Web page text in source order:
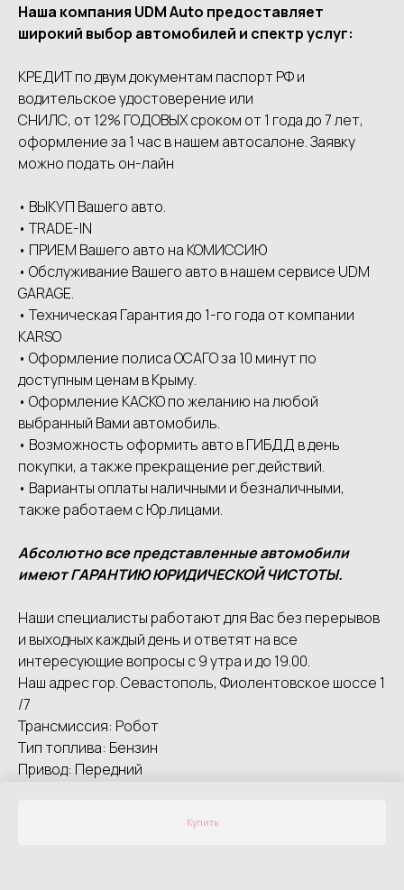
Купить
Наша компания UDМ Аutо предоставляет
широкий выбор автомобилей и спектр услуг:
КРЕДИТ по двум документам паспорт РФ и
водительское удостоверение или
СНИЛС, от 12% ГОДОВЫХ сроком от 1 года до 7 лет,
оформление за 1 час в нашем автосалоне. Заявку
можно подать он-лайн
• ВЫКУП Вашего авто.
• ТRАDЕ-IN
• ПРИЕМ Вашего авто на КОМИССИЮ
• Обслуживание Вашего авто в нашем сервисе UDМ
GАRАGЕ.
• Техническая Гарантия до 1-го года от компании
КАRSО
• Оформление полиса ОСАГО за 10 минут по
доступным ценам в Крыму.
• Оформление КАСКО по желанию на любой
выбранный Вами автомобиль.
• Возможность оформить авто в ГИБДД в день
покупки, а также прекращение рег.действий.
• Варианты оплаты наличными и безналичными,
также работаем с Юр.лицами.
Абсолютно все представленные автомобили
имеют ГАРАНТИЮ ЮРИДИЧЕСКОЙ ЧИСТОТЫ.
Наши специалисты работают для Вас без перерывов
и выходных каждый день и ответят на все
интересующие вопросы с 9 утра и до 19.00.
Наш адрес гор. Севастополь, Фиолентовское шоссе 1
/7
Трансмиссия: Робот
Тип топлива: Бензин
Привод: Передний